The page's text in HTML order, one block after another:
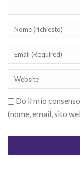
Do il mio
(nome, email, sito